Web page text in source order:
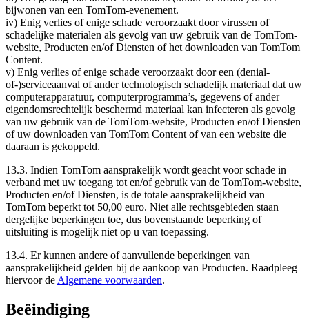
bijwonen van een TomTom-evenement.
iv) Enig verlies of enige schade veroorzaakt door virussen of
schadelijke materialen als gevolg van uw gebruik van de TomTom-
website, Producten en/of Diensten of het downloaden van TomTom
Content.
v) Enig verlies of enige schade veroorzaakt door een (denial-
of-)serviceaanval of ander technologisch schadelijk materiaal dat uw
computerapparatuur, computerprogramma’s, gegevens of ander
eigendomsrechtelijk beschermd materiaal kan infecteren als gevolg
van uw gebruik van de TomTom-website, Producten en/of Diensten
of uw downloaden van TomTom Content of van een website die
daaraan is gekoppeld.
13.3. Indien TomTom aansprakelijk wordt geacht voor schade in
verband met uw toegang tot en/of gebruik van de TomTom-website,
Producten en/of Diensten, is de totale aansprakelijkheid van
TomTom beperkt tot 50,00 euro. Niet alle rechtsgebieden staan
dergelijke beperkingen toe, dus bovenstaande beperking of
uitsluiting is mogelijk niet op u van toepassing.
13.4. Er kunnen andere of aanvullende beperkingen van
aansprakelijkheid gelden bij de aankoop van Producten. Raadpleeg
hiervoor de Algemene voorwaarden.
Beëindiging